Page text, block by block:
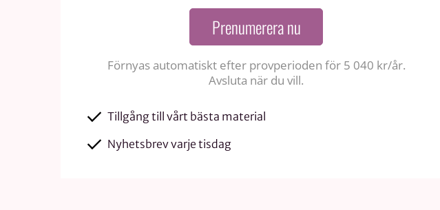
Prenumerera nu
Förnyas automatiskt efter provperioden för 5 040 kr/år.
Avsluta när du vill.
Tillgång till vårt bästa material
Nyhetsbrev varje tisdag